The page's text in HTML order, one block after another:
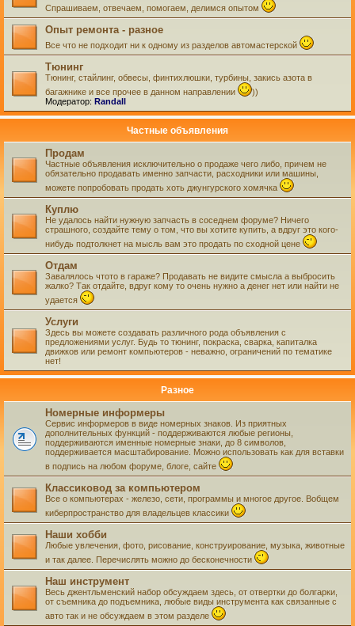
Спрашиваем, отвечаем, помогаем, делимся опытом
Опыт ремонта - разное
Все что не подходит ни к одному из разделов автомастерской
Тюнинг
Тюнинг, стайлинг, обвесы, финтихлюшки, турбины, закись азота в
багажнике и все прочее в данном направлении
))
Модератор: Randall
Частные объявления
Продам
Частные объявления исключительно о продаже чего либо, причем не
обязательно продавать именно запчасти, расходники или машины,
можете попробовать продать хоть джунгурского хомячка
Куплю
Не удалось найти нужную запчасть в соседнем форуме? Ничего
страшного, создайте тему о том, что вы хотите купить, а вдруг это кого-
нибудь подтолкнет на мысль вам это продать по сходной цене
Отдам
Завалялось чтото в гараже? Продавать не видите смысла а выбросить
жалко? Так отдайте, вдруг кому то очень нужно а денег нет или найти не
удается
Услуги
Здесь вы можете создавать различного рода объявления с
предложениями услуг. Будь то тюнинг, покраска, сварка, капиталка
движков или ремонт компьютеров - неважно, ограничений по тематике
нет!
Разное
Номерные информеры
Сервис информеров в виде номерных знаков. Из приятных
дополнительных функций - поддерживаются любые регионы,
поддерживаются именные номерные знаки, до 8 символов,
поддерживается масштабирование. Можно использовать как для вставки
в подпись на любом форуме, блоге, сайте
Классиковод за компьютером
Все о компьютерах - железо, сети, программы и многое другое. Вобщем
киберпространство для владельцев классики
Наши хобби
Любые увлечения, фото, рисование, конструирование, музыка, животные
и так далее. Перечислять можно до бесконечности
Наш инструмент
Весь джентльменский набор обсуждаем здесь, от отвертки до болгарки,
от съемника до подъемника, любые виды инструмента как связанные с
авто так и не обсуждаем в этом разделе